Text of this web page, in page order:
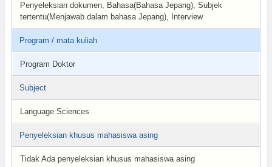
Penyeleksian dokumen, Bahasa(Bahasa Jepang), Subjek
tertentu(Menjawab dalam bahasa Jepang), Interview
Program / mata kuliah
Program Doktor
Subject
Language Sciences
Penyeleksian khusus mahasiswa asing
Tidak Ada penyeleksian khusus mahasiswa asing